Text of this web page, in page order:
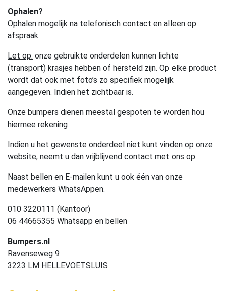
Ophalen?
Ophalen mogelijk na telefonisch contact en alleen op
afspraak.
Let op: onze gebruikte onderdelen kunnen lichte
(transport) krasjes hebben of hersteld zijn. Op elke product
wordt dat ook met foto’s zo specifiek mogelijk
aangegeven. Indien het zichtbaar is.
Onze bumpers dienen meestal gespoten te worden hou
hiermee rekening
Indien u het gewenste onderdeel niet kunt vinden op onze
website, neemt u dan vrijblijvend contact met ons op.
Naast bellen en E-mailen kunt u ook één van onze
medewerkers WhatsAppen.
010 3220111 (Kantoor)
06 44665355 Whatsapp en bellen
Bumpers.nl
Ravenseweg 9
3223 LM HELLEVOETSLUIS